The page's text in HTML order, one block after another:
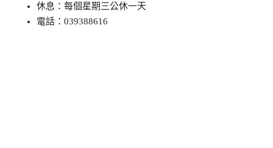
休息：每個星期三公休一天
電話：039388616